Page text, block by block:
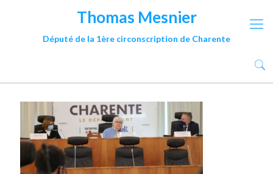
Thomas Mesnier
Député de la 1ère circonscription de Charente